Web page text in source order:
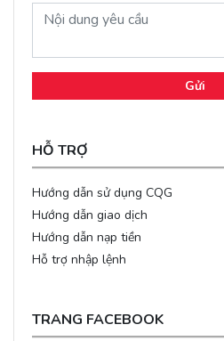
Gửi
HỖ TRỢ
Hướng dẫn sử dụng CQG
Hướng dẫn giao dịch
Hướng dẫn nạp tiền
Hỗ trợ nhập lệnh
TRANG FACEBOOK